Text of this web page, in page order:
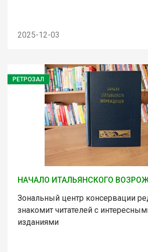
2025-12-03
РЕТРОЗАЛ
НАЧАЛО ИТАЛЬЯНСКОГО
Зональный центр консервации
знакомит читателей с
изданиями